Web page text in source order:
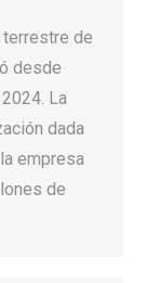
terrestre de
desde
La
dada
empresa
de